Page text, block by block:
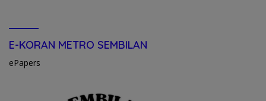
E-KORAN METRO SEMBILAN
ePapers